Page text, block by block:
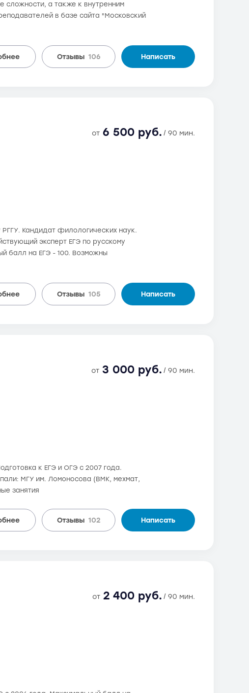
сложности, а также к внутренним
в базе сайта "Московский
Отзывы 106 Написать
от 6 500 руб. / 90 мин.
Кандидат филологических наук.
эксперт ЕГЭ по русскому
балл на ЕГЭ - 100. Возможны
Отзывы 105 Написать
от 3 000 руб. / 90 мин.
к ЕГЭ и ОГЭ с 2007 года.
МГУ им. Ломоносова (ВМК, мехмат,
занятия
Отзывы 102 Написать
от 2 400 руб. / 90 мин.